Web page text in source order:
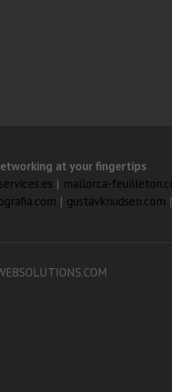
at your fingertips
| mallorca-
| gustavknudsen.com |